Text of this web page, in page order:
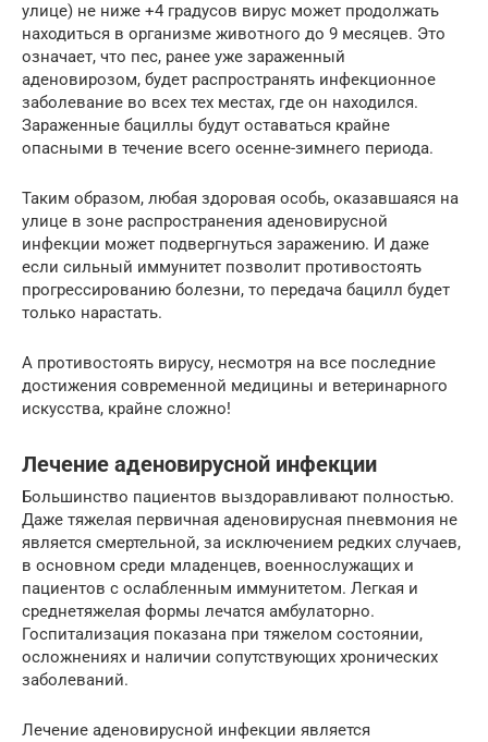
улице) не ниже +4 градусов вирус может продолжать
находиться в организме животного до 9 месяцев. Это
означает, что пес, ранее уже зараженный
аденовирозом, будет распространять инфекционное
заболевание во всех тех местах, где он находился.
Зараженные бациллы будут оставаться крайне
опасными в течение всего осенне-зимнего периода.
Таким образом, любая здоровая особь, оказавшаяся на
улице в зоне распространения аденовирусной
инфекции может подвергнуться заражению. И даже
если сильный иммунитет позволит противостоять
прогрессированию болезни, то передача бацилл будет
только нарастать.
А противостоять вирусу, несмотря на все последние
достижения современной медицины и ветеринарного
искусства, крайне сложно!
Лечение аденовирусной инфекции
Большинство пациентов выздоравливают полностью.
Даже тяжелая первичная аденовирусная пневмония не
является смертельной, за исключением редких случаев,
в основном среди младенцев, военнослужащих и
пациентов с ослабленным иммунитетом. Легкая и
среднетяжелая формы лечатся амбулаторно.
Госпитализация показана при тяжелом состоянии,
осложнениях и наличии сопутствующих хронических
заболеваний.
Лечение аденовирусной инфекции является